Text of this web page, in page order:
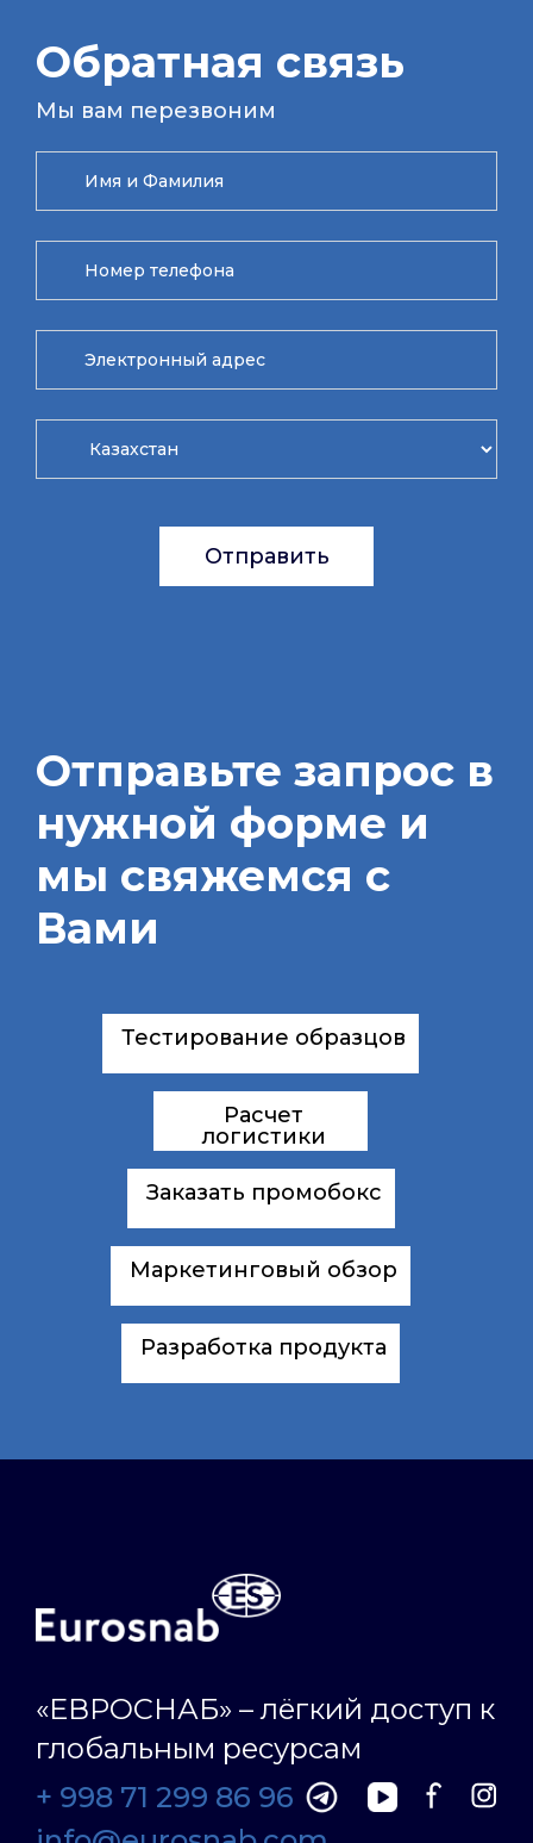
Обратная связь
Мы вам перезвоним
Отправить
Отправьте запрос в
нужной форме и
мы свяжемся с
Вами
Тестирование образцов
Расчет
логистики
Заказать промобокс
Маркетинговый обзор
Разработка продукта
«ЕВРОСНАБ» – лёгкий доступ к
глобальным ресурсам
+ 998 71 299 86 96